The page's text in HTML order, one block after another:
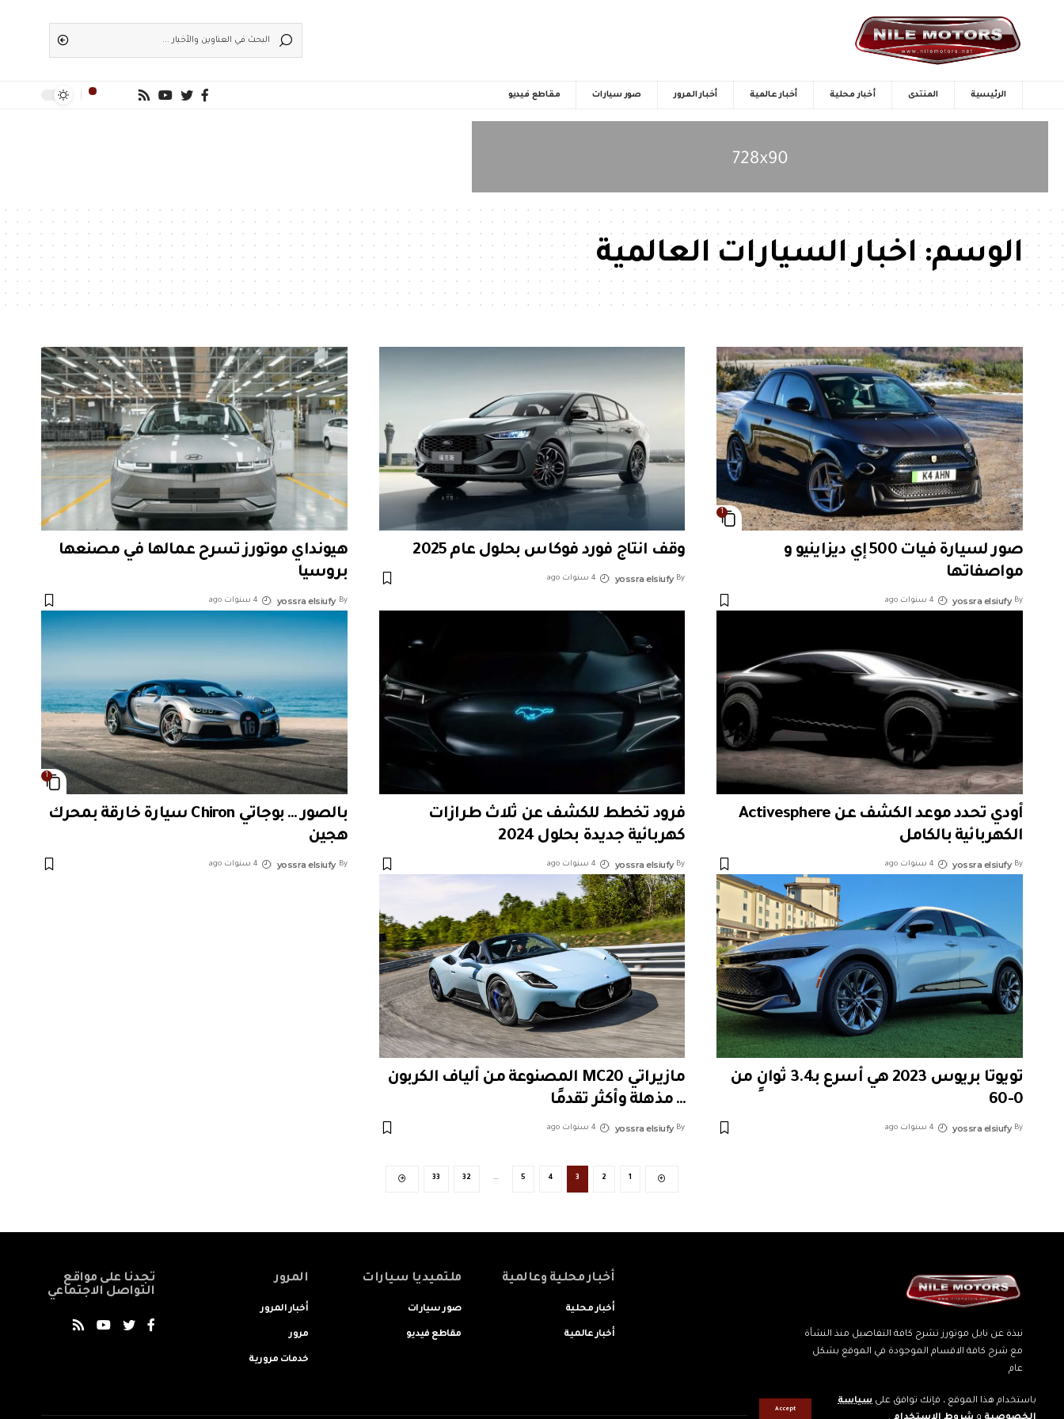
باستخدام هذا الموقع ، فإنك توافق على سياسة
Accept
الرئيسية المنتدى أخبار محلية أخبار عالمية أخبار المرور صور سيارات مقاطع فيديو
الوسم:اخبار السيارات العالمية
1
صور لسيارة فيات 500 إي ديزاينيو و
مواصفاتها
By
yossra elsiufy 4 سنوات ago
وقف انتاج فورد فوكاس بحلول عام 2025
By
yossra elsiufy 4 سنوات ago
هيونداي موتورز تسرح عمالها في مصنعها
بروسيا
By
yossra elsiufy 4 سنوات ago
أودي تحدد موعد الكشف عن Activesphere
الكهربائية بالكامل
By
yossra elsiufy 4 سنوات ago
فرود تخطط للكشف عن ثلاث طرازات
كهربائية جديدة بحلول 2024
By
yossra elsiufy 4 سنوات ago
1
بالصور … بوجاتي Chiron سيارة خارقة بمحرك
هجين
By
yossra elsiufy 4 سنوات ago
تويوتا بريوس 2023 هي أسرع بـ3.4 ثوانٍ من
0-60
By
yossra elsiufy 4 سنوات ago
مازيراتي MC20 المصنوعة من ألياف الكربون
… مذهلة وأكثر تقدمًا
By
yossra elsiufy 4 سنوات ago
1
2
3
4
5
…
32
33
نبذة عن نايل موتورز تشرح كافة التفاصيل منذ النشأة
مع شرح كافة الاقسام الموجودة في الموقع بشكل
عام
أخبار محلية وعالمية
أخبار محلية
أخبار عالمية
ملتميديا سيارات
صور سيارات
مقاطع فيديو
المرور
أخبار المرور
مرور
خدمات مرورية
تجدنا على مواقع
التواصل الاجتماعي